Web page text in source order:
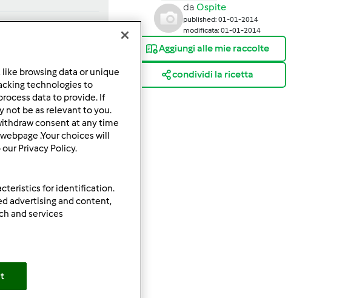
porzioni
porzioni
da Ospite
published: 01-01-2014
modificata: 01-01-2014
Aggiungi alle mie raccolte
condividi la ricetta
browsing data or unique
technologies to
data to provide. If
not be as relevant to you.
consent at any time
.Your choices will
Privacy Policy.
for identification.
advertising and content,
and services